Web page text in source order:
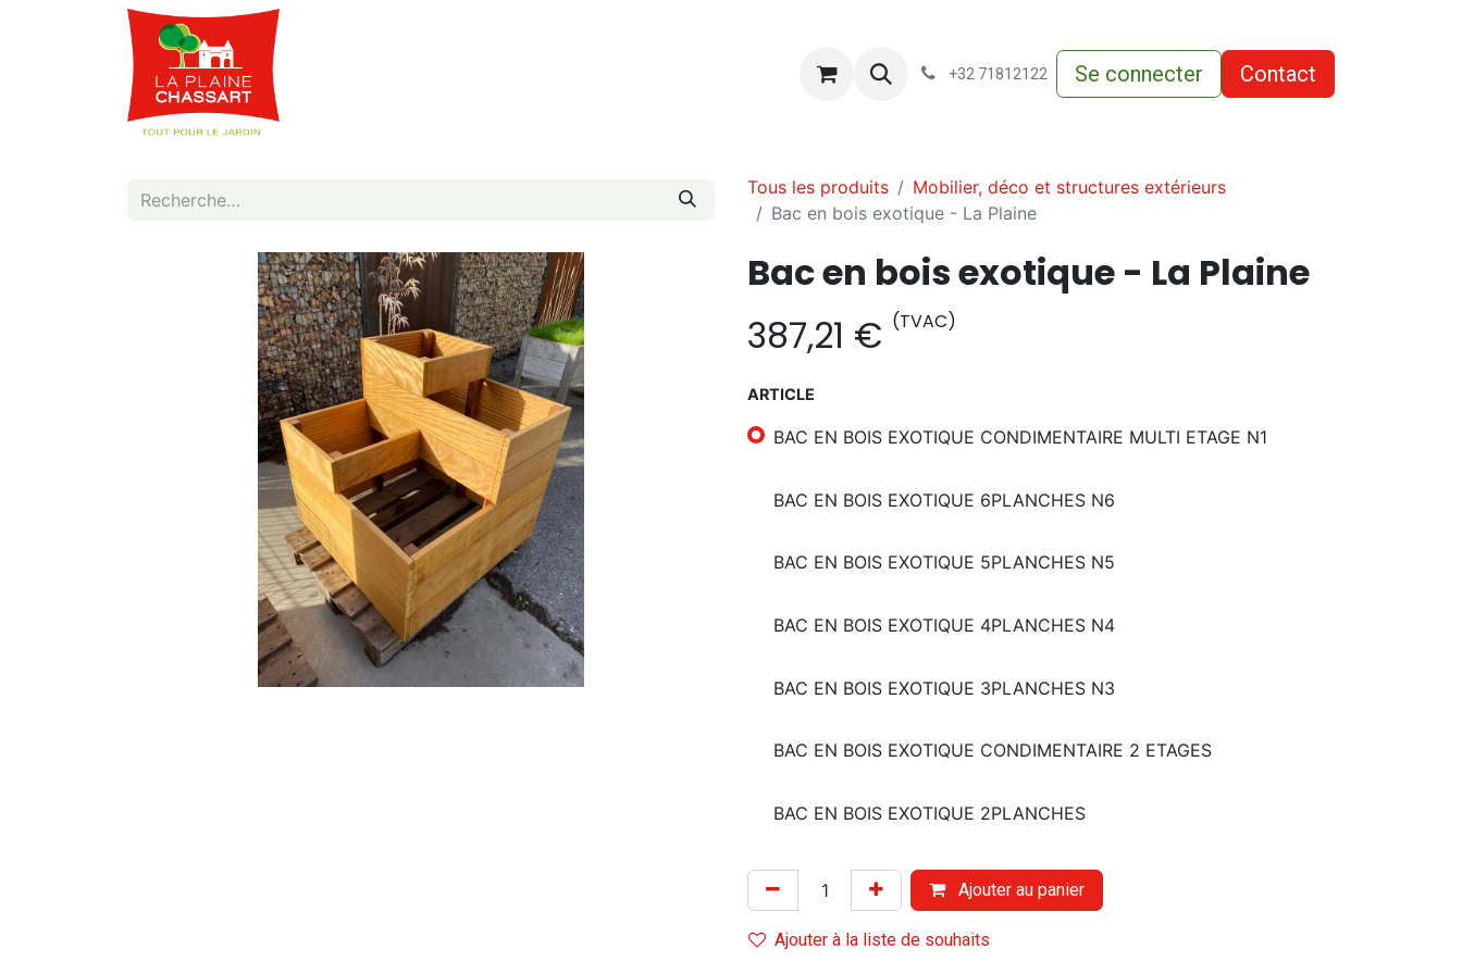
Conditions-generales-de-vente
+32 71812122 Se connecter Contact
Tous les produits
Mobilier, déco et structures extérieurs
Bac en bois exotique - La Plaine
Bac en bois exotique - La Plaine
387,21 € (TVAC)
ARTICLE
BAC EN BOIS EXOTIQUE CONDIMENTAIRE MULTI ETAGE N1
BAC EN BOIS EXOTIQUE 6PLANCHES N6
BAC EN BOIS EXOTIQUE 5PLANCHES N5
BAC EN BOIS EXOTIQUE 4PLANCHES N4
BAC EN BOIS EXOTIQUE 3PLANCHES N3
BAC EN BOIS EXOTIQUE CONDIMENTAIRE 2 ETAGES
BAC EN BOIS EXOTIQUE 2PLANCHES
Ajouter au panier
Ajouter à la liste de souhaits